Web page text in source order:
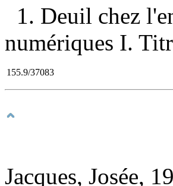
1. Deuil chez
numériques I.
155.9/37083
Jacques, Josée,